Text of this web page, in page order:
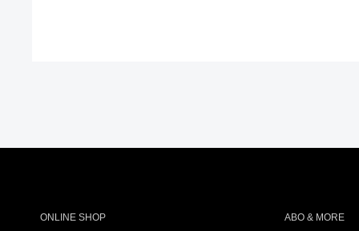
ONLINE SHOP ABO & MORE